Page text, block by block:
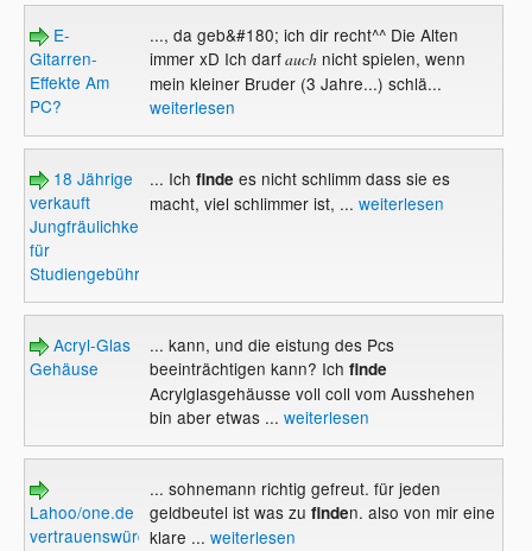
E-
Gitarren-
Effekte Am
PC?
..., da geb&#180; ich dir recht^^ Die Alten
immer xD Ich darfauchnicht spielen, wenn
mein kleiner Bruder (3 Jahre...) schlä...
weiterlesen
18 Jährige
verkauft
Jungfräulichkeit
für
Studiengebühren!
... Ich finde es nicht schlimm dass sie es
macht, viel schlimmer ist, ... weiterlesen
Acryl-Glas
Gehäuse
... kann, und die eistung des Pcs
beeinträchtigen kann? Ich finde
Acrylglasgehäusse voll coll vom Ausshehen
bin aber etwas ... weiterlesen
Lahoo/one.de
vertrauenswürdig???
... sohnemann richtig gefreut. für jeden
geldbeutel ist was zu finden. also von mir eine
klare ... weiterlesen